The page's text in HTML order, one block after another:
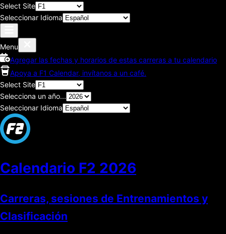
Select Site
Seleccionar Idioma
Menu
Agregar las fechas y horarios de estas carreras a tu calendario
Apoya a F1 Calendar, invítanos a un café.
Select Site
Selecciona un año...
Seleccionar Idioma
Calendario F2 2026
Carreras, sesiones de Entrenamientos y
Clasificación